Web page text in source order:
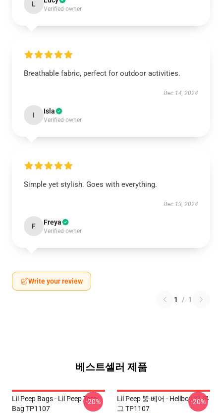
L
Verified owner
Breathable fabric, perfect for outdoor activities.
Dec 14, 2024
I Isla
Verified owner
Simple yet stylish. Goes with everything.
Dec 13, 2024
F Freya
Verified owner
Write your review
1 / 1
베스트셀러 제품
Lil Peep Bags - Lil Peep Tote
Bag TP1107
-20%
Lil Peep 뚱 베어 - Hellboy 펩 무
그 TP1107
-20%